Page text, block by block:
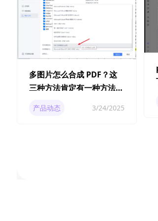
多图片怎么合成 PDF？这
三种方法肯定有一种方法能
产品动态 3/24/2025